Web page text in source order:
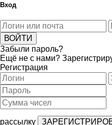
Вход
Забыли пароль?
Ещё не с нами?
Регистрация
рассылку